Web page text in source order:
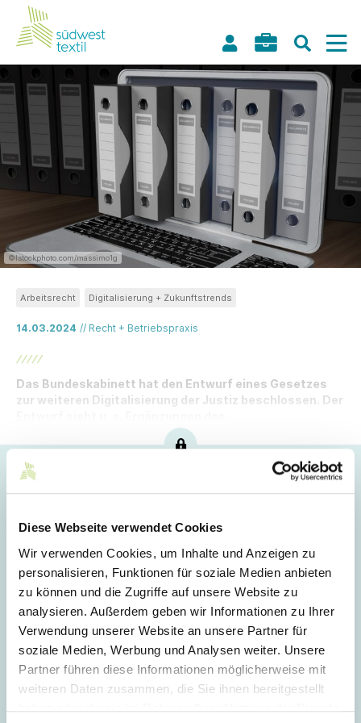
Diese Webseite verwendet Cookies
Wir verwenden Cookies, um Inhalte und Anzeigen zu
personalisieren, Funktionen für soziale Medien anbieten
zu können und die Zugriffe auf unsere Website zu
analysieren. Außerdem geben wir Informationen zu Ihrer
Verwendung unserer Website an unsere Partner für
soziale Medien, Werbung und Analysen weiter. Unsere
Partner führen diese Informationen möglicherweise mit
weiteren Daten zusammen, die Sie ihnen bereitgestellt
©Istockphoto.com/massimo1g
14.03.2024 // Recht + Betriebspraxis
Arbeitsrecht Digitalisierung + Zukunftstrends
Das Bundeskabinett hat den Entwurf eines Gesetzes
zur weiteren Digitalisierung der Justiz beschlossen. Der
Arbeitsgerichtsgesetzes vor.
Login
E-Mail
Passwort